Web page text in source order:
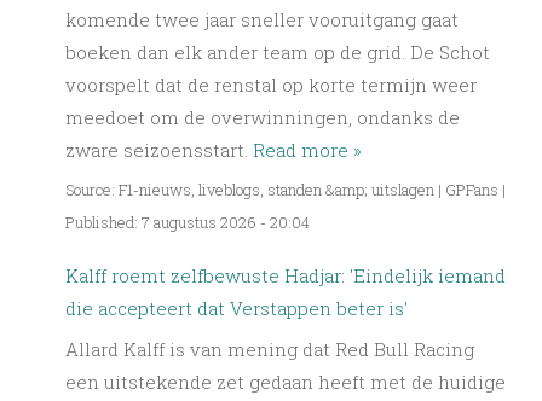
komende twee jaar sneller vooruitgang gaat
boeken dan elk ander team op de grid. De Schot
voorspelt dat de renstal op korte termijn weer
meedoet om de overwinningen, ondanks de
zware seizoensstart. Read more »
Source: F1-nieuws, liveblogs, standen &amp; uitslagen | GPFans |
Published: 7 augustus 2026 - 20:04
Kalff roemt zelfbewuste Hadjar: 'Eindelijk iemand
die accepteert dat Verstappen beter is'
Allard Kalff is van mening dat Red Bull Racing
een uitstekende zet gedaan heeft met de huidige